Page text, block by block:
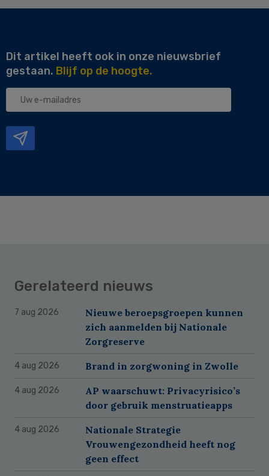
Dit artikel heeft ook in onze nieuwsbrief
gestaan. Blijf op de hoogte.
Uw
Gerelateerd nieuws
7 aug 2026
Nieuwe beroepsgroepen kunnen
zich aanmelden bij Nationale
Zorgreserve
4 aug 2026 Brand in zorgwoning in Zwolle
4 aug 2026
AP waarschuwt: Privacyrisico’s
door gebruik menstruatieapps
4 aug 2026
Nationale Strategie
Vrouwengezondheid heeft nog
geen effect